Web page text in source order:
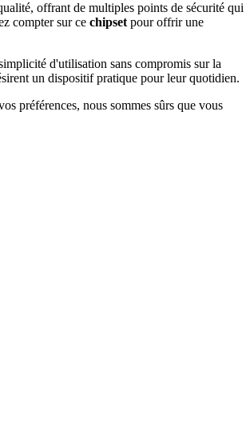
offrant de multiples points de sécurité qui
compter sur ce chipsetpour offrir une
d'utilisation sans compromis sur la
un dispositif pratique pour leur quotidien.
préférences, nous sommes sûrs que vous